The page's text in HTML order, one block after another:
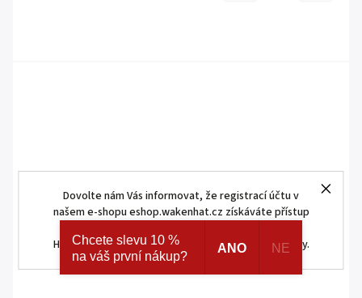
Dovolte nám Vás informovat, že registrací účtu v
našem e-shopu eshop.wakenhat.cz získáváte přístup
HOMEMATIC IP. Navíc registrací získáváte různé slevy.
Chcete slevu 10 %
na váš první nákup?
ANO NE